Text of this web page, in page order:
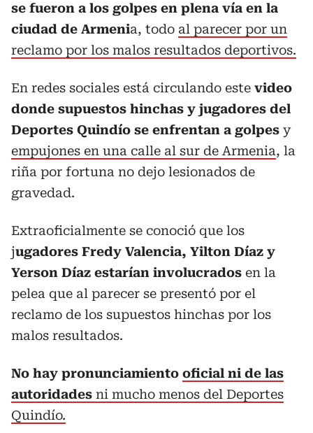
se fueron a los golpes en plena vía en la
ciudad de Armenia, todo al parecer por un
reclamo por los malos resultados deportivos.
En redes sociales está circulando este video
donde supuestos hinchas y jugadores del
Deportes Quindío se enfrentan a golpes y
empujones en una calle al sur de Armenia, la
riña por fortuna no dejo lesionados de
gravedad.
Extraoficialmente se conoció que los
jugadores Fredy Valencia, Yilton Díaz y
Yerson Díaz estarían involucrados en la
pelea que al parecer se presentó por el
reclamo de los supuestos hinchas por los
malos resultados.
No hay pronunciamiento oficial ni de las
autoridades ni mucho menos del Deportes
Quindío.